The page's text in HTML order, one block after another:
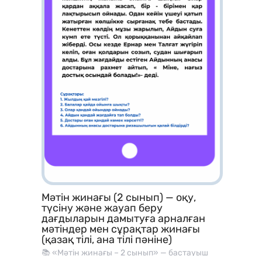
Мәтін жинағы (2 сынып) — оқу,
түсіну және жауап беру
дағдыларын дамытуға арналған
мәтіндер мен сұрақтар жинағы
(қазақ тілі, ана тілі пәніне)
📚 «Мәтін жинағы – 2 сынып» — бастауыш